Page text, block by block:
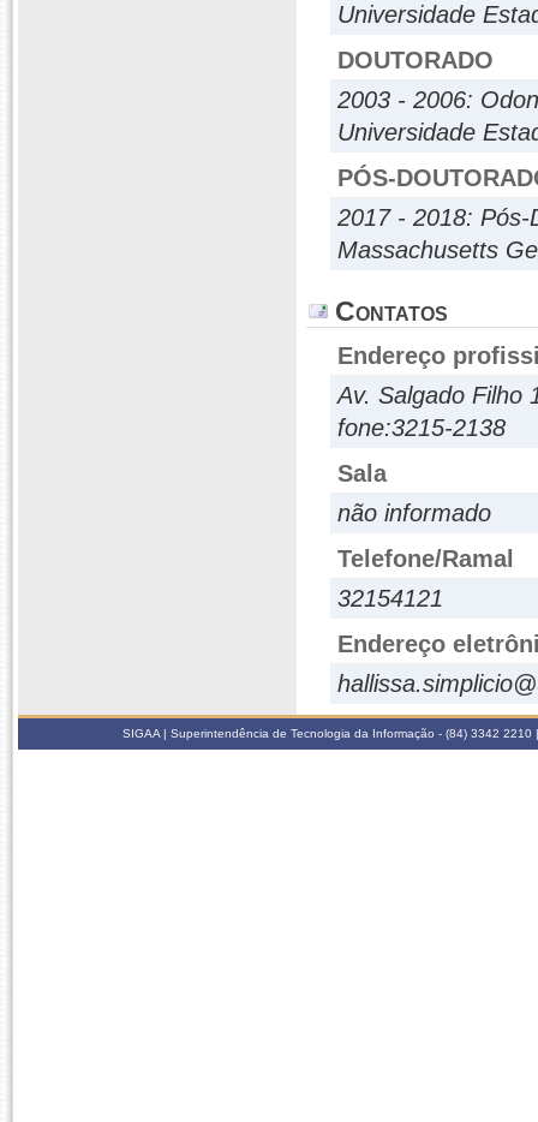
Universidade
DOUTORADO
2003 - 2006:
Universidade
PÓS-
2017 - 2018: Pós-
Massachusetts
Contatos
Endereço
Av. Salgado Filho
fone:3215-2138
Sala
não informado
Telefone/Ramal
32154121
Endereço
SIGAA | Superintendência de Tecnologia da Informação - (84) 3342